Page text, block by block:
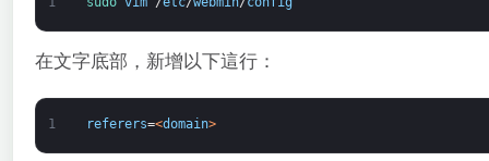
在文字底部，新增以下這行：
1 referers=<domain>